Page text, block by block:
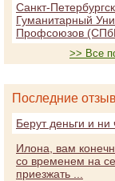
Санкт-
Гуманитарный
Профсоюзов
>> Все
Последние
Берут деньги и ни
Илона, вам
со временем на
приезжать ...